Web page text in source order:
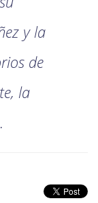
y la
de
la